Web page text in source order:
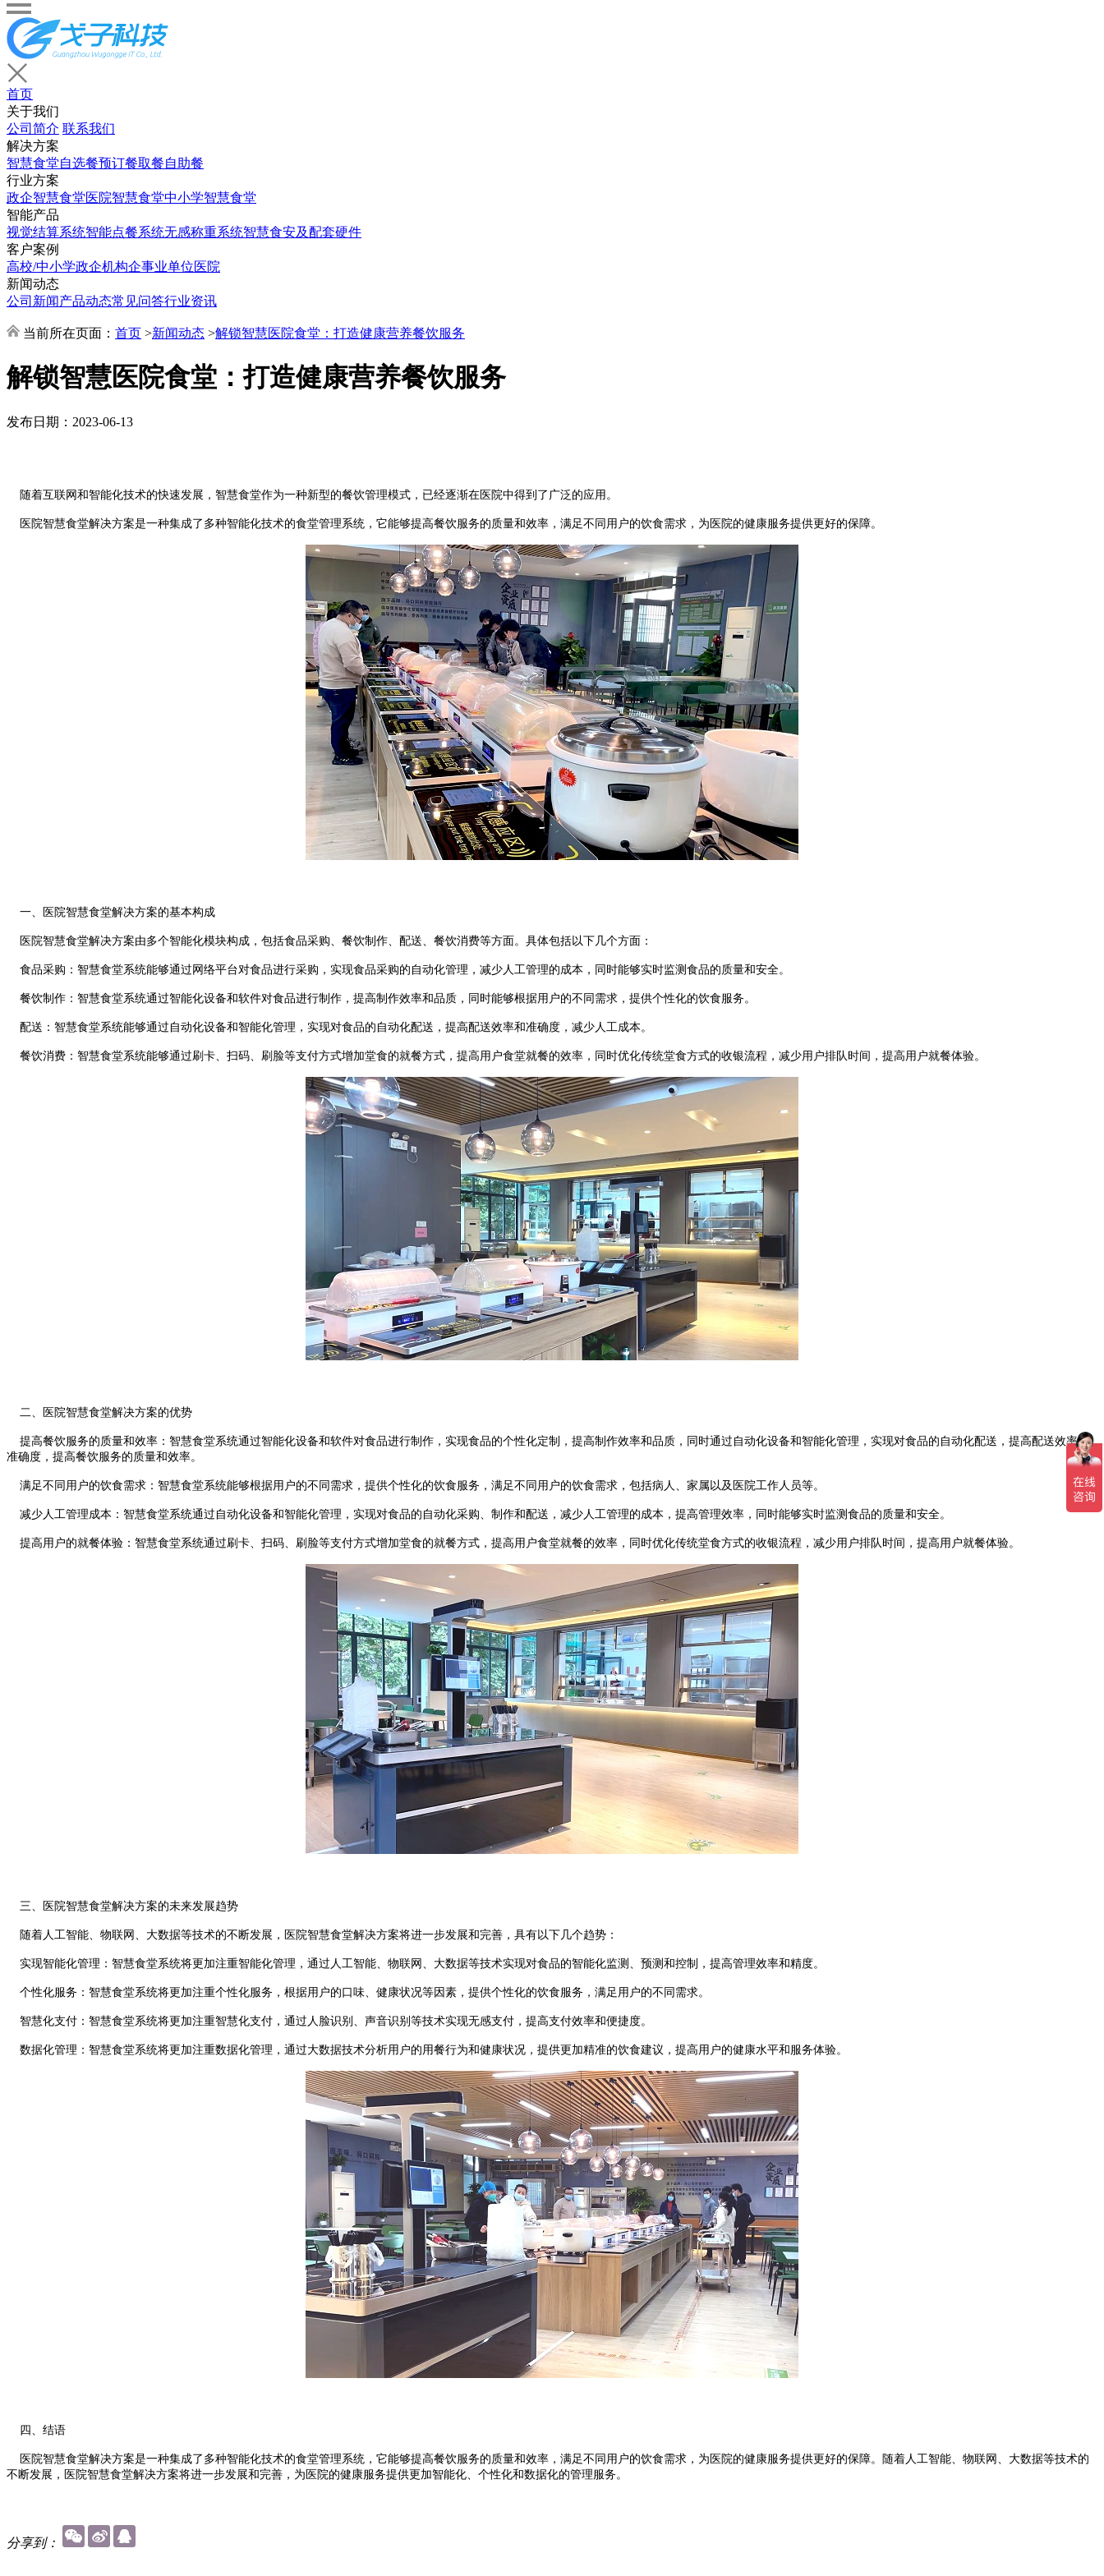
首页
关于我们
公司简介 联系我们
解决方案
智慧食堂自选餐预订餐取餐自助餐
行业方案
政企智慧食堂医院智慧食堂中小学智慧食堂
智能产品
视觉结算系统智能点餐系统无感称重系统智慧食安及配套硬件
客户案例
高校/中小学政企机构企事业单位医院
新闻动态
公司新闻产品动态常见问答行业资讯
当前所在页面： 首页 >新闻动态 >解锁智慧医院食堂：打造健康营养餐饮服务
解锁智慧医院食堂：打造健康营养餐饮服务
发布日期：2023-06-13
随着互联网和智能化技术的快速发展，智慧食堂作为一种新型的餐饮管理模式，已经逐渐在医院中得到了广泛的应用。
医院智慧食堂解决方案是一种集成了多种智能化技术的食堂管理系统，它能够提高餐饮服务的质量和效率，满足不同用户的饮食需求，为医院的健康服务提供更好的保障。
一、医院智慧食堂解决方案的基本构成
医院智慧食堂解决方案由多个智能化模块构成，包括食品采购、餐饮制作、配送、餐饮消费等方面。具体包括以下几个方面：
食品采购：智慧食堂系统能够通过网络平台对食品进行采购，实现食品采购的自动化管理，减少人工管理的成本，同时能够实时监测食品的质量和安全。
餐饮制作：智慧食堂系统通过智能化设备和软件对食品进行制作，提高制作效率和品质，同时能够根据用户的不同需求，提供个性化的饮食服务。
配送：智慧食堂系统能够通过自动化设备和智能化管理，实现对食品的自动化配送，提高配送效率和准确度，减少人工成本。
餐饮消费：智慧食堂系统能够通过刷卡、扫码、刷脸等支付方式增加堂食的就餐方式，提高用户食堂就餐的效率，同时优化传统堂食方式的收银流程，减少用户排队时间，提高用户就餐体验。
二、医院智慧食堂解决方案的优势
提高餐饮服务的质量和效率：智慧食堂系统通过智能化设备和软件对食品进行制作，实现食品的个性化定制，提高制作效率和品质，同时通过自动化设备和智能化管理，实现对食品的自动化配送，提高配送效率和
准确度，提高餐饮服务的质量和效率。
满足不同用户的饮食需求：智慧食堂系统能够根据用户的不同需求，提供个性化的饮食服务，满足不同用户的饮食需求，包括病人、家属以及医院工作人员等。
减少人工管理成本：智慧食堂系统通过自动化设备和智能化管理，实现对食品的自动化采购、制作和配送，减少人工管理的成本，提高管理效率，同时能够实时监测食品的质量和安全。
提高用户的就餐体验：智慧食堂系统通过刷卡、扫码、刷脸等支付方式增加堂食的就餐方式，提高用户食堂就餐的效率，同时优化传统堂食方式的收银流程，减少用户排队时间，提高用户就餐体验。
三、医院智慧食堂解决方案的未来发展趋势
随着人工智能、物联网、大数据等技术的不断发展，医院智慧食堂解决方案将进一步发展和完善，具有以下几个趋势：
实现智能化管理：智慧食堂系统将更加注重智能化管理，通过人工智能、物联网、大数据等技术实现对食品的智能化监测、预测和控制，提高管理效率和精度。
个性化服务：智慧食堂系统将更加注重个性化服务，根据用户的口味、健康状况等因素，提供个性化的饮食服务，满足用户的不同需求。
智慧化支付：智慧食堂系统将更加注重智慧化支付，通过人脸识别、声音识别等技术实现无感支付，提高支付效率和便捷度。
数据化管理：智慧食堂系统将更加注重数据化管理，通过大数据技术分析用户的用餐行为和健康状况，提供更加精准的饮食建议，提高用户的健康水平和服务体验。
四、结语
医院智慧食堂解决方案是一种集成了多种智能化技术的食堂管理系统，它能够提高餐饮服务的质量和效率，满足不同用户的饮食需求，为医院的健康服务提供更好的保障。随着人工智能、物联网、大数据等技术的
不断发展，医院智慧食堂解决方案将进一步发展和完善，为医院的健康服务提供更加智能化、个性化和数据化的管理服务。
分享到：